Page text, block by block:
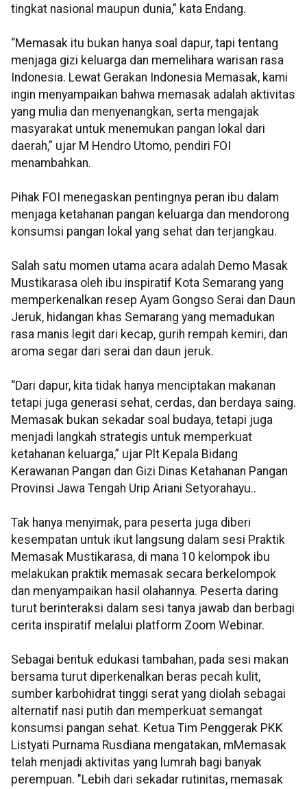
tingkat nasional maupun dunia," kata Endang.
“Memasak itu bukan hanya soal dapur, tapi tentang
menjaga gizi keluarga dan memelihara warisan rasa
Indonesia. Lewat Gerakan Indonesia Memasak, kami
ingin menyampaikan bahwa memasak adalah aktivitas
yang mulia dan menyenangkan, serta mengajak
masyarakat untuk menemukan pangan lokal dari
daerah,” ujar M Hendro Utomo, pendiri FOI
menambahkan.
Pihak FOI menegaskan pentingnya peran ibu dalam
menjaga ketahanan pangan keluarga dan mendorong
konsumsi pangan lokal yang sehat dan terjangkau.
Salah satu momen utama acara adalah Demo Masak
Mustikarasa oleh ibu inspiratif Kota Semarang yang
memperkenalkan resep Ayam Gongso Serai dan Daun
Jeruk, hidangan khas Semarang yang memadukan
rasa manis legit dari kecap, gurih rempah kemiri, dan
aroma segar dari serai dan daun jeruk.
“Dari dapur, kita tidak hanya menciptakan makanan
tetapi juga generasi sehat, cerdas, dan berdaya saing.
Memasak bukan sekadar soal budaya, tetapi juga
menjadi langkah strategis untuk memperkuat
ketahanan keluarga,” ujar Plt Kepala Bidang
Kerawanan Pangan dan Gizi Dinas Ketahanan Pangan
Provinsi Jawa Tengah Urip Ariani Setyorahayu..
Tak hanya menyimak, para peserta juga diberi
kesempatan untuk ikut langsung dalam sesi Praktik
Memasak Mustikarasa, di mana 10 kelompok ibu
melakukan praktik memasak secara berkelompok
dan menyampaikan hasil olahannya. Peserta daring
turut berinteraksi dalam sesi tanya jawab dan berbagi
cerita inspiratif melalui platform Zoom Webinar.
Sebagai bentuk edukasi tambahan, pada sesi makan
bersama turut diperkenalkan beras pecah kulit,
sumber karbohidrat tinggi serat yang diolah sebagai
alternatif nasi putih dan memperkuat semangat
konsumsi pangan sehat. Ketua Tim Penggerak PKK
Listyati Purnama Rusdiana mengatakan, mMemasak
telah menjadi aktivitas yang lumrah bagi banyak
perempuan. "Lebih dari sekadar rutinitas, memasak